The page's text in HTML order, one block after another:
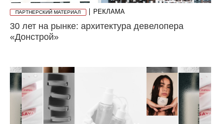
ПАРТНЕРСКИЙ МАТЕРИАЛ РЕКЛАМА
30 лет на рынке: архитектура девелопера
«Донстрой»